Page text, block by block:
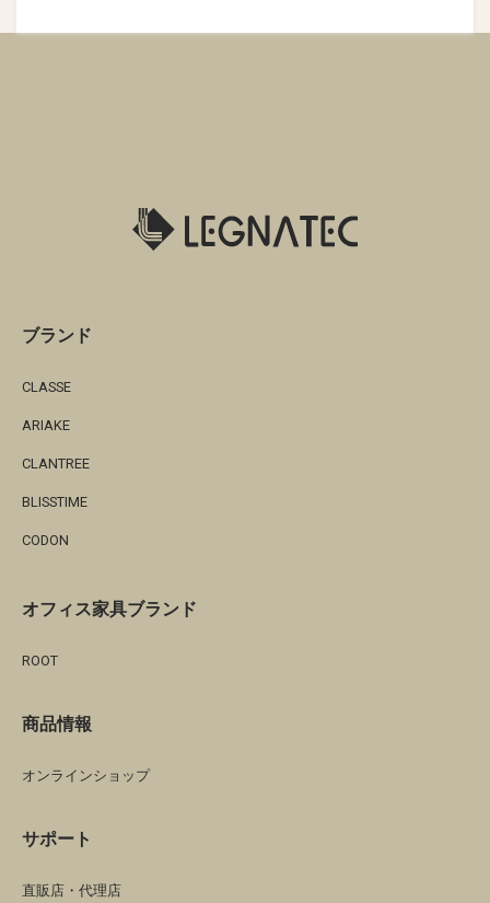
ブランド
CLASSE
ARIAKE
CLANTREE
BLISSTIME
CODON
オフィス家具ブランド
ROOT
商品情報
オンラインショップ
サポート
直販店・代理店